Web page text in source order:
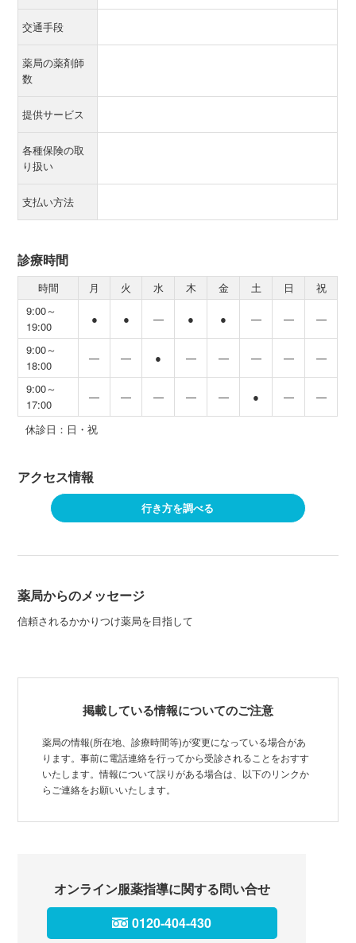
交通手段
薬局の薬剤師
数
提供サービス
各種保険の取
り扱い
支払い方法
診療時間
時間 月 火 水 木 金 土 日
祝
9:00～
19:00
● ● ― ● ● ― ― ―
9:00～
18:00
― ― ● ― ― ― ― ―
9:00～
17:00
― ― ― ― ― ● ― ―
休診日：日・祝
アクセス情報
行き方を調べる
薬局からのメッセージ
信頼されるかかりつけ薬局を目指して
掲載している情報についてのご注意
薬局の情報(所在地、診療時間等)が変更になっている場合があ
ります。事前に電話連絡を行ってから受診されることをおすす
いたします。情報について誤りがある場合は、以下のリンクか
らご連絡をお願いいたします。
オンライン服薬指導に関する問い合せ
0120-404-430